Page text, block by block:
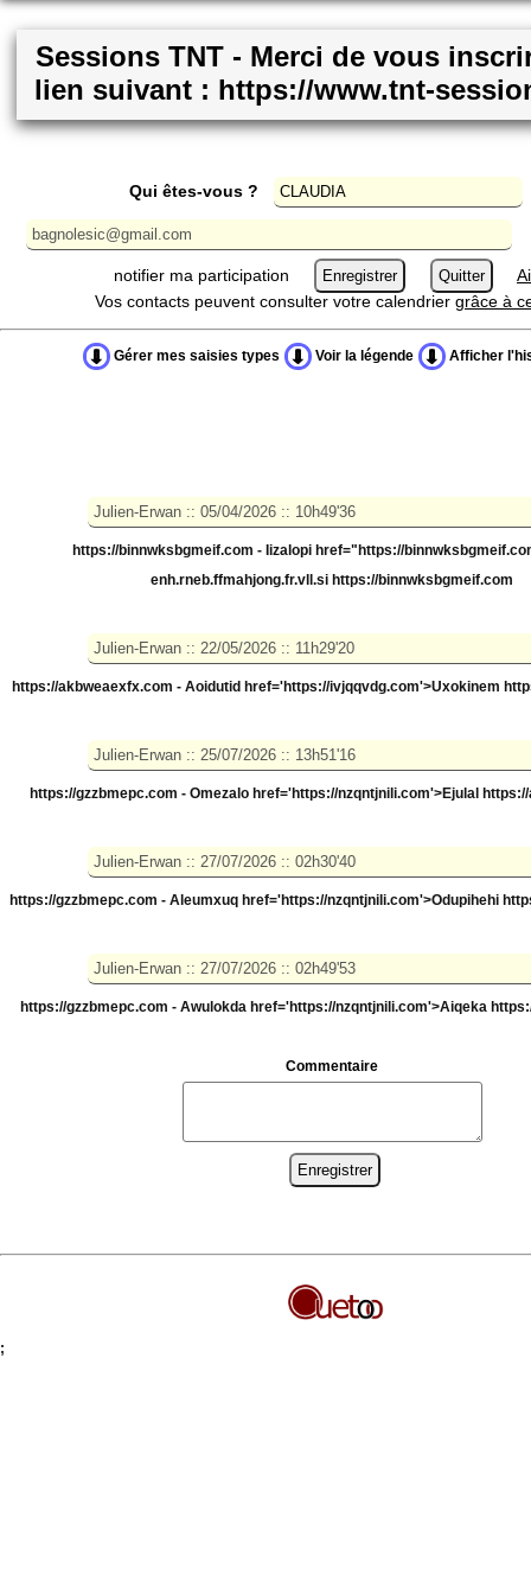
Sessions TNT - Merci de vous
lien suivant : https://www.tnt-
Qui êtes-vous ?
notifier ma participation
Vos contacts peuvent consulter votre calendrier grâce à
Gérer mes saisies types Voir la légende Afficher
https://binnwksbgmeif.com - Iizalopi href="https://
enh.rneb.ffmahjong.fr.vll.si https://binnwksbgmeif.com
https://akbweaexfx.com - Aoidutid href='https://ivjqqvdg.com'>Uxokinem
https://gzzbmepc.com - Omezalo href='https://nzqntjnili.com'>Ejulal
https://gzzbmepc.com - Aleumxuq href='https://nzqntjnili.com'>Odupihehi
https://gzzbmepc.com - Awulokda href='https://nzqntjnili.com'>Aiqeka
Commentaire
;